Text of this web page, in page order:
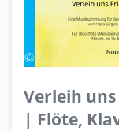
Verleih
| Flöte,